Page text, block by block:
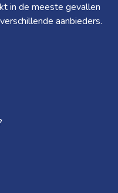
in de meeste gevallen
aanbieders.